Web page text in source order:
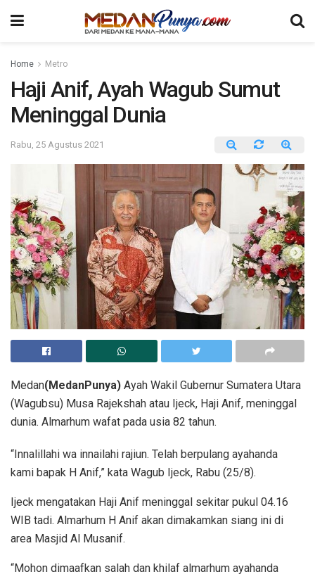
Home Metro
Haji Anif, Ayah Wagub Sumut
Meninggal Dunia
Rabu, 25 Agustus 2021
Medan(MedanPunya) Ayah Wakil Gubernur Sumatera Utara
(Wagubsu) Musa Rajekshah atau Ijeck, Haji Anif, meninggal
dunia. Almarhum wafat pada usia 82 tahun.
“Innalillahi wa innailahi rajiun. Telah berpulang ayahanda
kami bapak H Anif,” kata Wagub Ijeck, Rabu (25/8).
Ijeck mengatakan Haji Anif meninggal sekitar pukul 04.16
WIB tadi. Almarhum H Anif akan dimakamkan siang ini di
area Masjid Al Musanif.
“Mohon dimaafkan salah dan khilaf almarhum ayahanda